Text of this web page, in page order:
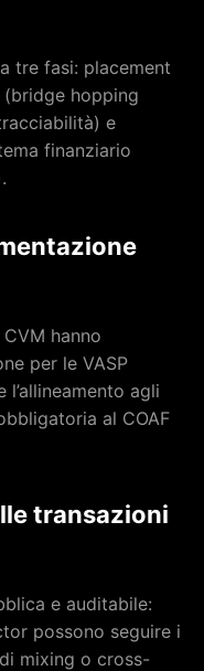
tre fasi: placement
hopping
e
finanziario
hanno
per le VASP
agli
al COAF
transazioni
e auditabile:
possono seguire i
mixing o cross-